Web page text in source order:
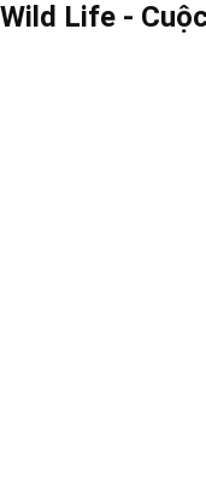
Wild Life -